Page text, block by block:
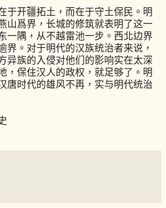
于开疆拓土，而在于守土保民。明
山爲界，长城的修筑就表明了这一
一隅，从不越雷池一步。西北边界
界。对于明代的汉族统治者来说，
异族的入侵对他们的影响实在太深
，保住汉人的政权，就足够了。明
唐时代的雄风不再，实与明代统治